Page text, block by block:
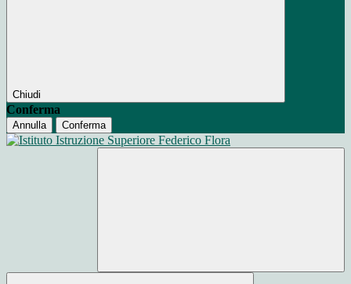
Chiudi
Conferma
Annulla Conferma